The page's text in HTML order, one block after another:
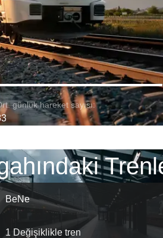
günlük hareket sayısı:
BeNe
1 Değişiklikle tren